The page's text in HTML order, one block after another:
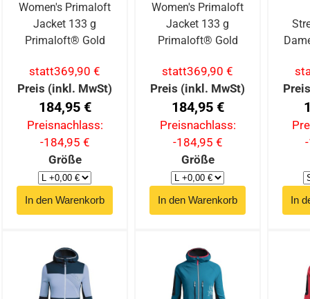
Women's Primaloft
Jacket 133 g
Primaloft® Gold
statt369,90 €
Preis (inkl. MwSt)
184,95 €
Preisnachlass:
-184,95 €
Größe
Women's Primaloft
Jacket 133 g
Primaloft® Gold
statt369,90 €
Preis (inkl. MwSt)
184,95 €
Preisnachlass:
-184,95 €
Größe